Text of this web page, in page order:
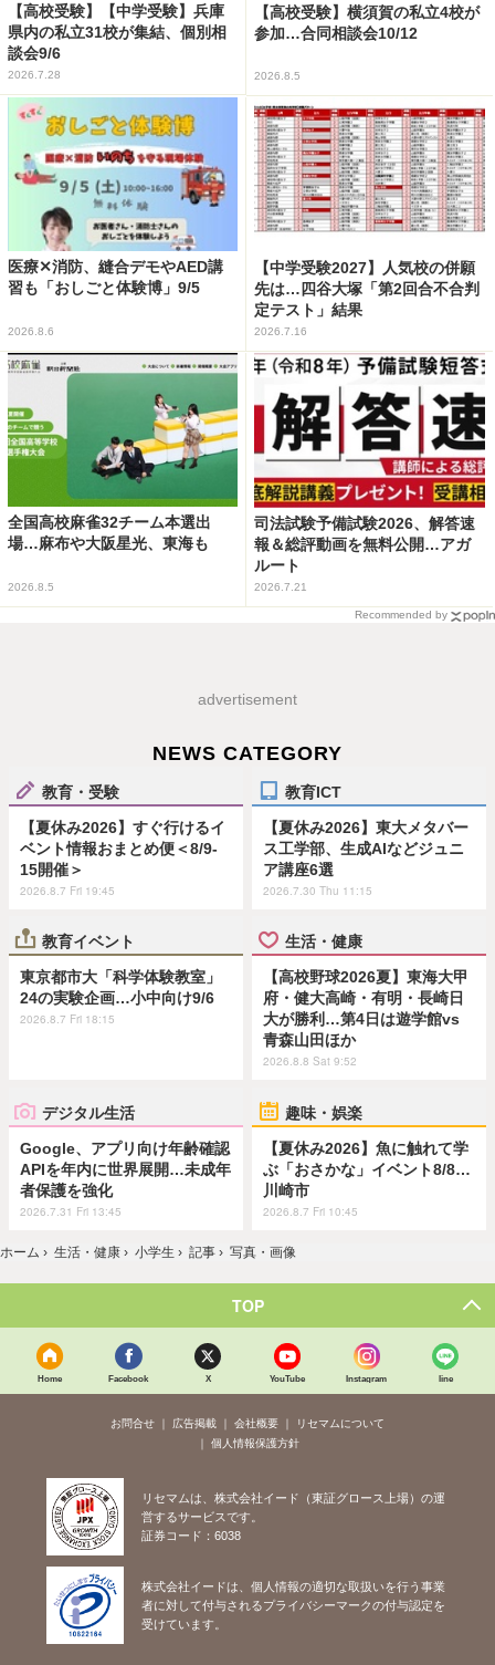
【高校受験】【中学受験】兵庫
県内の私立31校が集結、個別相
談会9/6
2026.7.28
【高校受験】横須賀の私立4校が
参加…合同相談会10/12
2026.8.5
医療✕消防、縫合デモやAED講
習も「おしごと体験博」9/5
2026.8.6
【中学受験2027】人気校の併願
先は…四谷大塚「第2回合不合判
定テスト」結果
2026.7.16
全国高校麻雀32チーム本選出
場…麻布や大阪星光、東海も
2026.8.5
司法試験予備試験2026、解答速
報＆総評動画を無料公開…アガ
ルート
2026.7.21
Recommended by
advertisement
NEWS CATEGORY
教育・受験
【夏休み2026】すぐ行けるイ
ベント情報おまとめ便＜8/9-
15開催＞
2026.8.7 Fri 19:45
教育ICT
【夏休み2026】東大メタバー
ス工学部、生成AIなどジュニ
ア講座6選
2026.7.30 Thu 11:15
教育イベント
東京都市大「科学体験教室」
24の実験企画…小中向け9/6
2026.8.7 Fri 18:15
生活・健康
【高校野球2026夏】東海大甲
府・健大高崎・有明・長崎日
大が勝利…第4日は遊学館vs
青森山田ほか
2026.8.8 Sat 9:52
デジタル生活
Google、アプリ向け年齢確認
APIを年内に世界展開…未成年
者保護を強化
2026.7.31 Fri 13:45
趣味・娯楽
【夏休み2026】魚に触れて学
ぶ「おさかな」イベント8/8…
川崎市
2026.8.7 Fri 10:45
ホーム › 生活・健康 › 小学生 › 記事 › 写真・画像
TOP
Home Facebook X YouTube Instagram line
お問合せ 広告掲載 会社概要
リセマムについて
個人情報保護方針
リセマムは、株式会社イード（東証グロース上場）の運
営するサービスです。
証券コード：6038
株式会社イードは、個人情報の適切な取扱いを行う事業
者に対して付与されるプライバシーマークの付与認定を
受けています。